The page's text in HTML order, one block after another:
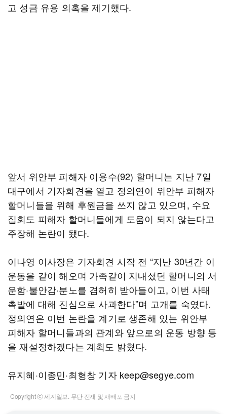
고 성금 유용 의혹을 제기했다.
앞서 위안부 피해자 이용수(92) 할머니는 지난 7일
대구에서 기자회견을 열고 정의연이 위안부 피해자
할머니들을 위해 후원금을 쓰지 않고 있으며, 수요
집회도 피해자 할머니들에게 도움이 되지 않는다고
주장해 논란이 됐다.
이나영 이사장은 기자회견 시작 전 “지난 30년간 이
운동을 같이 해오며 가족같이 지내셨던 할머니의 서
운함·불안감·분노를 겸허히 받아들이고, 이번 사태
촉발에 대해 진심으로 사과한다”며 고개를 숙였다.
정의연은 이번 논란을 계기로 생존해 있는 위안부
피해자 할머니들과의 관계와 앞으로의 운동 방향 등
을 재설정하겠다는 계획도 밝혔다.
유지혜·이종민·최형창 기자 keep@segye.com
Copyright ⓒ 세계일보. 무단 전재 및 재배포 금지